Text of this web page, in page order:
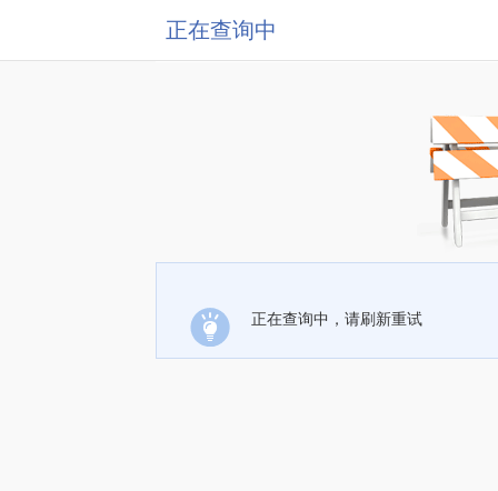
正在查询中
正在查询中，请刷新重试